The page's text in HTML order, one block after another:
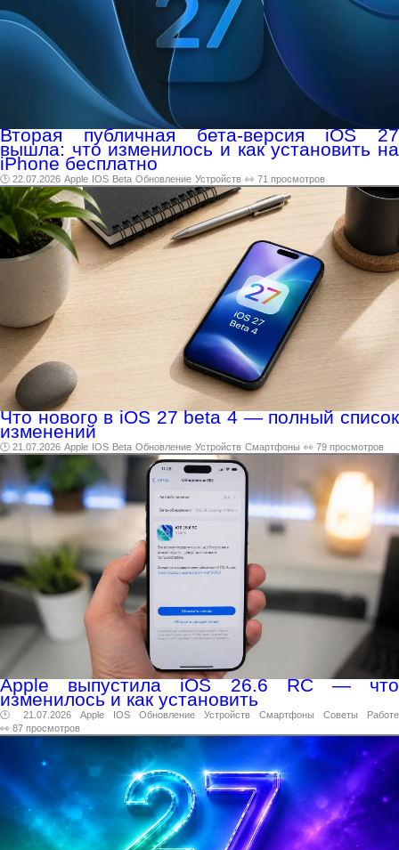
Вторая публичная бета-версия iOS 27
вышла: что изменилось и как установить на
iPhone бесплатно
🕑 22.07.2026 Apple IOS Beta Обновление Устройств 👀 71 просмотров
Что нового в iOS 27 beta 4 — полный список
изменений
🕑 21.07.2026 Apple IOS Beta Обновление Устройств Смартфоны 👀 79 просмотров
Apple выпустила iOS 26.6 RC — что
изменилось и как установить
🕑 21.07.2026 Apple IOS Обновление Устройств Смартфоны Советы
Работе
👀 87 просмотров